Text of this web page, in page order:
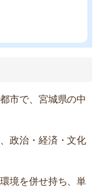
市で、宮城県の中
政治・経済・文化
境を併せ持ち、単